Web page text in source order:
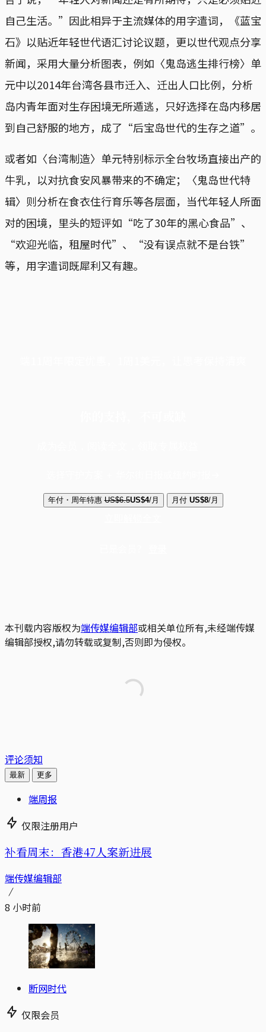
自己生活。”因此相异于主流媒体的用字遣词，《蓝宝
石》以贴近年轻世代语汇讨论议题，更以世代观点分享
新闻，采用大量分析图表，例如〈鬼岛逃生排行榜〉单
元中以2014年台湾各县市迁入、迁出人口比例，分析
岛内青年面对生存困境无所遁逃，只好选择在岛内移居
到自己舒服的地方，成了“后宝岛世代的生存之道”。
或者如〈台湾制造〉单元特别标示全台牧场直接出产的
牛乳，以对抗食安风暴带来的不确定；〈鬼岛世代特
辑〉则分析在食衣住行育乐等各层面，当代年轻人所面
对的困境，里头的短评如“吃了30年的黑心食品”、
“欢迎光临，租屋时代”、“没有误点就不是台铁”
等，用字遣词既犀利又有趣。
年付・周年特惠 US$6.5US$4/月 月付 US$8/月
本刊载内容版权为端传媒编辑部或相关单位所有,未经端传媒
编辑部授权,请勿转载或复制,否则即为侵权。
评论须知
最新 更多
端周报
仅限注册用户
补看周末：香港47人案新进展
端传媒编辑部
8 小时前
断网时代
仅限会员